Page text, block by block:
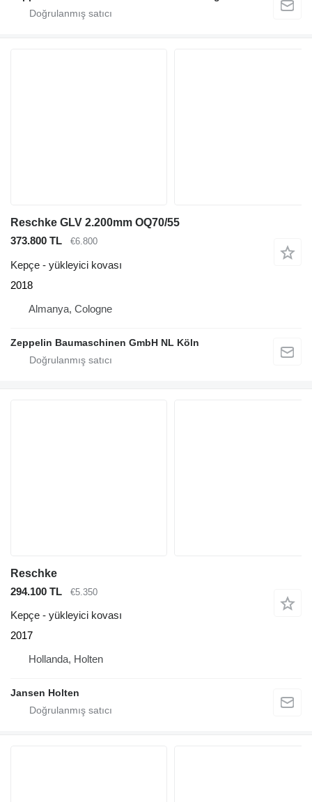
Reschke GLV 2.200mm OQ70/55
373.800 TL
€6.800
Kepçe - yükleyici kovası
2018
Almanya, Cologne
Zeppelin Baumaschinen GmbH NL Köln
Reschke
294.100 TL
€5.350
Kepçe - yükleyici kovası
2017
Hollanda, Holten
Jansen Holten